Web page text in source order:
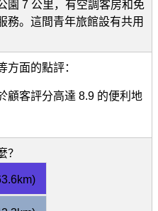
園 7 公里，有空調客房和免
務。這間青年旅館設有共用
方面的點評：
顧客評分高達 8.9 的便利地
？